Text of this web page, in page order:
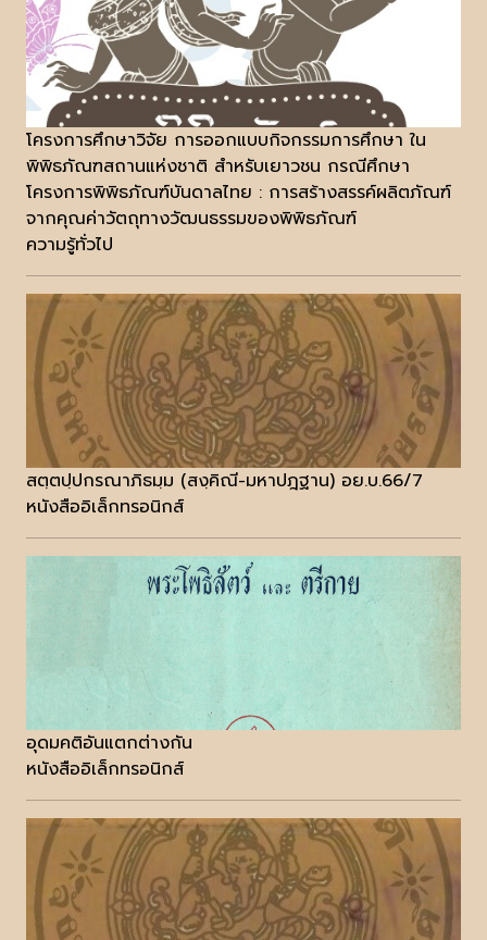
โครงการศึกษาวิจัย การออกแบบกิจกรรมการศึกษา ใน
พิพิธภัณฑสถานแห่งชาติ สำหรับเยาวชน กรณีศึกษา
โครงการพิพิธภัณฑ์บันดาลไทย : การสร้างสรรค์ผลิตภัณฑ์
จากคุณค่าวัตถุทางวัฒนธรรมของพิพิธภัณฑ์
ความรู้ทั่วไป
สตฺตปฺปกรณาภิธมฺม (สงฺคิณี-มหาปฎฐาน) อย.บ.66/7
หนังสืออิเล็กทรอนิกส์
อุดมคติอันแตกต่างกัน
หนังสืออิเล็กทรอนิกส์